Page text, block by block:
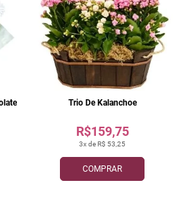
COMPRAR
3x de R$ 53,25
R$159,75
Trio De Kalanchoe